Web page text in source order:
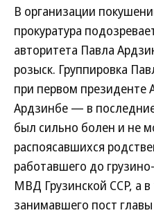
В организации
прокуратура
авторитета Павла
розыск. Группировка
при первом президенте
Ардзинбе — в
был сильно болен и не
распоясавшихся
работавшего до
МВД Грузинской ССР, а в
занимавшего пост